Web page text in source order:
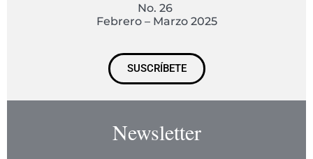
No. 26
Febrero – Marzo 2025
SUSCRÍBETE
Newsletter